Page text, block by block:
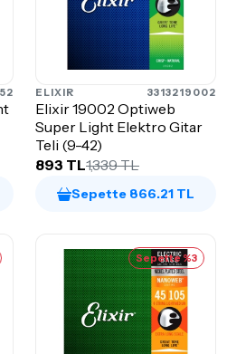
ELIXIR 3313219002
Elixir 19002 Optiweb
Super Light Elektro Gitar
Teli (9-42)
893 TL1,339 TL
Sepette 866.21 TL
Sepette %3